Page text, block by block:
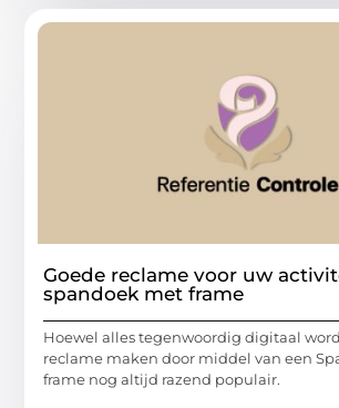
Goede reclame voor uw
spandoek met frame
Hoewel alles tegenwoordig digitaal
reclame maken door middel van een
frame nog altijd razend populair.